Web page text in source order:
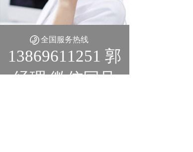
全国服务热线
13869611251 郭
经理 微信同号